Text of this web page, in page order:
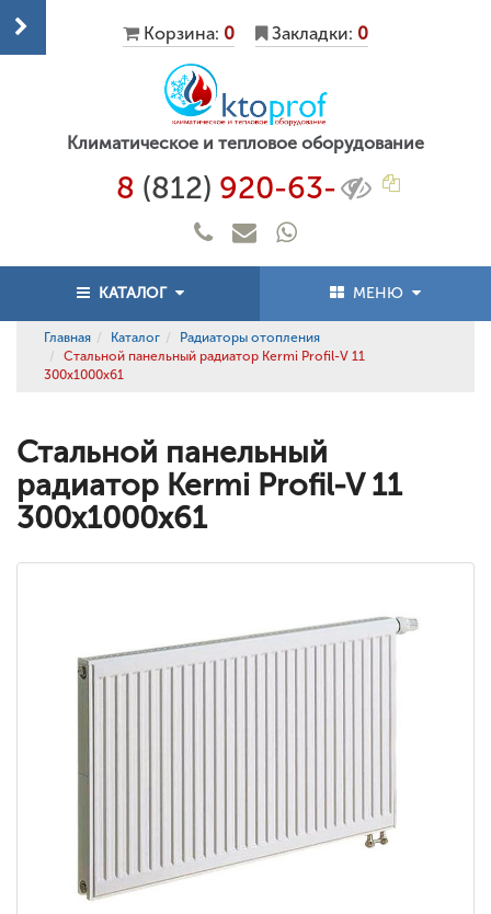
Корзина: 0 Закладки: 0
Климатическое и тепловое оборудование
8 (812) 920-63-
КАТАЛОГ МЕНЮ
Главная Каталог
Радиаторы отопления
Стальной панельный радиатор Kermi Profil-V 11
300x1000x61
Стальной панельный
радиатор Kermi Profil-V 11
300x1000x61